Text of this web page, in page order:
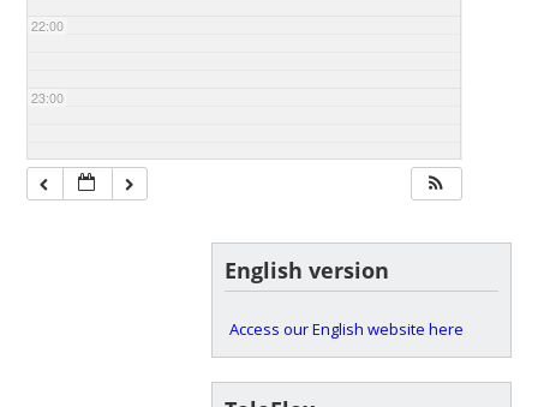
22:00
23:00
English version
Access our English website here